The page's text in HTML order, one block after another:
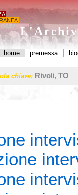
home premessa
chiave: Rivoli, TO